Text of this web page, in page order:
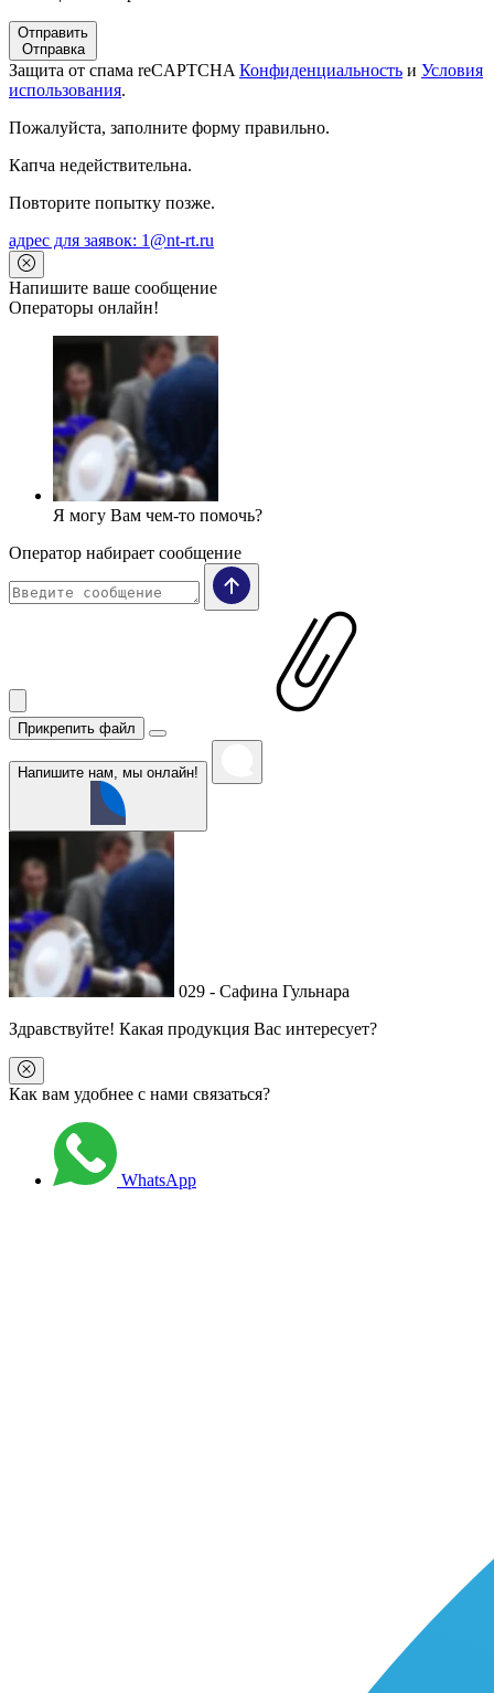
Отправить
Отправка
Защита от спама reCAPTCHA Конфиденциальность и Условия
использования.
Пожалуйста, заполните форму правильно.
Капча недействительна.
Повторите попытку позже.
адрес для заявок: 1@nt-rt.ru
Напишите ваше сообщение
Операторы онлайн!
Я могу Вам чем-то помочь?
Оператор набирает сообщение
Прикрепить файл
Напишите нам, мы онлайн!
029 - Сафина Гульнара
Здравствуйте! Какая продукция Вас интересует?
Как вам удобнее с нами связаться?
WhatsApp